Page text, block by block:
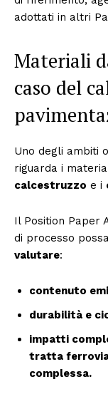
adottati in altri
Materiali
caso del
Uno degli ambiti
riguarda i
calcestruzzo e i
Il Position Paper
di processo
valutare:
contenuto
durabilità e
impatti
tratta
complessa.